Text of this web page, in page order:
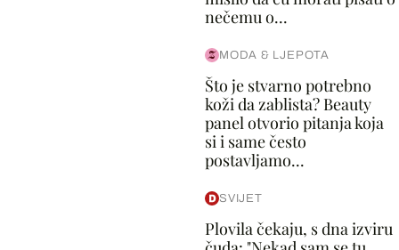
nečemu o...
MODA & LJEPOTA
Što je stvarno potrebno
koži da zablista? Beauty
panel otvorio pitanja koja
si i same često
postavljamo...
SVIJET
Plovila čekaju, s dna izviru